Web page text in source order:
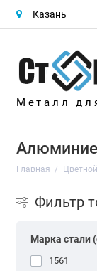
Казань
Металл
Главная
Фильтр
Марка стали
1561